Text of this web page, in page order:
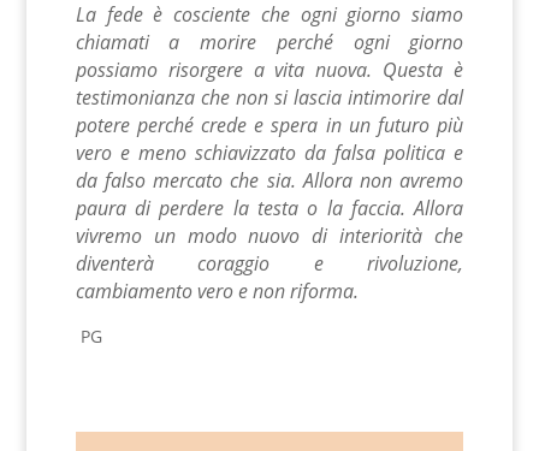
La fede è cosciente che ogni giorno siamo
chiamati a morire perché ogni giorno
possiamo risorgere a vita nuova. Questa è
testimonianza che non si lascia intimorire dal
potere perché crede e spera in un futuro più
vero e meno schiavizzato da falsa politica e
da falso mercato che sia.Allora non avremo
paura di perdere la testa o la faccia. Allora
vivremo un modo nuovo di interiorità che
diventerà coraggio e rivoluzione,
cambiamento vero e non riforma.
PG